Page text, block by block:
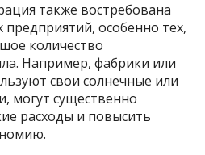
также востребована
особенно тех,
количество
Например, фабрики или
свои солнечные или
могут существенно
расходы и повысить